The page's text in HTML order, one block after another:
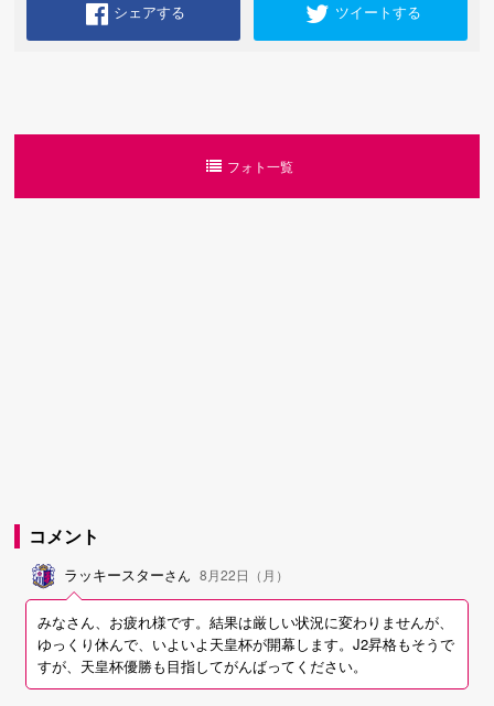
シェアする ツイートする
フォト一覧
コメント
ラッキースターさん 8月22日（月）
みなさん、お疲れ様です。結果は厳しい状況に変わりませんが、
ゆっくり休んで、いよいよ天皇杯が開幕します。J2昇格もそうで
すが、天皇杯優勝も目指してがんばってください。